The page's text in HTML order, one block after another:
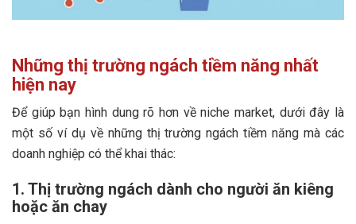
Những thị trường ngách tiềm năng nhất
hiện nay
Để giúp bạn hình dung rõ hơn về niche market, dưới đây là
một số ví dụ về những thị trường ngách tiềm năng mà các
doanh nghiệp có thể khai thác:
1. Thị trường ngách dành cho người ăn kiêng
hoặc ăn chay